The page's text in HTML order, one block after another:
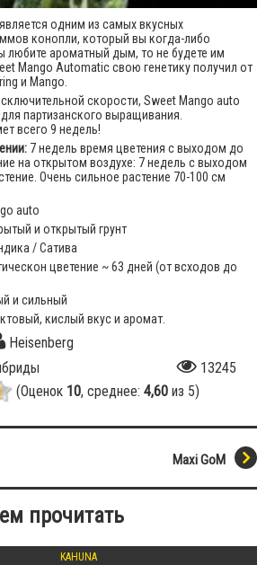
одним из самых вкусных
конопли, который вы когда-либо
любите ароматный дым, то не будете им
Mango Automatic свою генетику получил от
и Mango.
скорости, Sweet Mango auto
партизанского выращивания.
всего 9 недель!
7 недель время цветения с выходом до
на открытом воздухе: 7 недель с выходом
Очень сильное растение 70-100 см
auto
и открытый грунт
/ Сатива
цветение ~ 63 дней (от всходов до
и сильный
кислый вкус и аромат.
Heisenberg
13245
(Оценок 10, среднее: 4,60 из 5)
Maxi GoM
прочитать
KAHUNA